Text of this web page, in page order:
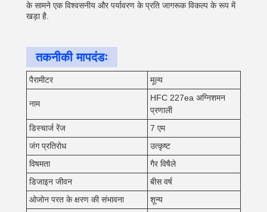
के सामने एक विश्वसनीय और पर्यावरण के प्रति जागरूक विकल्प के रूप में
खड़ा है.
तकनीकी मापदंडः
पैरामीटर मूल्य
नाम
HFC 227ea अग्निशमन
प्रणाली
डिस्चार्ज रेंज
7 एम
जंग प्रतिरोध
उत्कृष्ट
विषमता
गैर विषैले
डिजाइन जीवन
बीस वर्ष
ओजोन परत के क्षरण की संभावना
शून्य